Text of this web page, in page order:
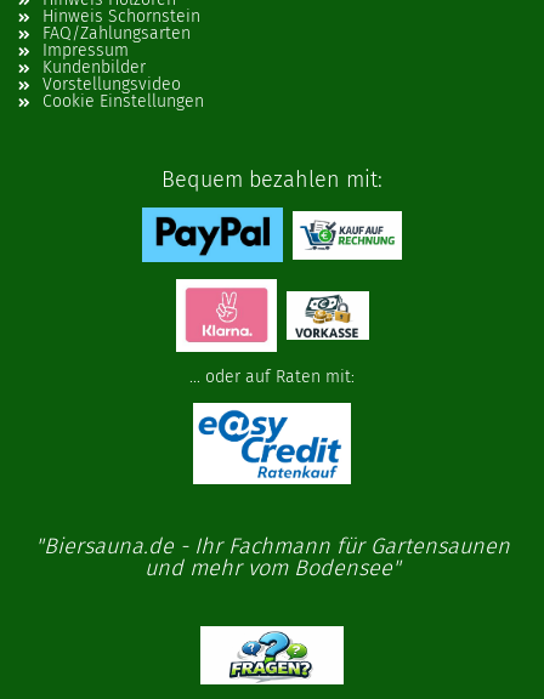
Hinweis Schornstein
FAQ/Zahlungsarten
Impressum
Kundenbilder
Vorstellungsvideo
Cookie Einstellungen
Bequem bezahlen mit:
... oder auf Raten mit:
"Biersauna.de - Ihr Fachmann für Gartensaunen
und mehr vom Bodensee"